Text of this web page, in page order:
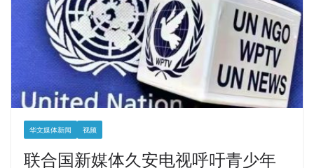
华文媒体新闻 视频
联合国新媒体久安电视呼吁青少年